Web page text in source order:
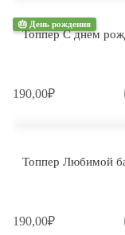
🎂 День рождения
Топпер С днем
190,00₽
Топпер Любимой
190,00₽